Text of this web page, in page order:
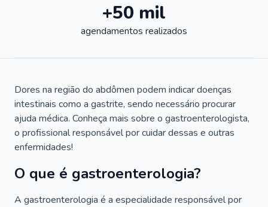
+50 mil
agendamentos realizados
Dores na região do abdômen podem indicar doenças
intestinais como a gastrite, sendo necessário procurar
ajuda médica. Conheça mais sobre o gastroenterologista,
o profissional responsável por cuidar dessas e outras
enfermidades!
O que é gastroenterologia?
A gastroenterologia é a especialidade responsável por